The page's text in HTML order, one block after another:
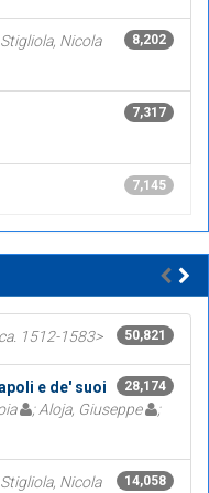
8,202
Nicola
7,317
7,145
50,821
1512-1583>
28,174
e de' suoi
; Aloja, Giuseppe
;
14,058
Nicola